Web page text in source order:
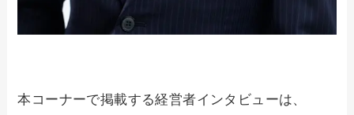
本コーナーで掲載する経営者インタビューは、